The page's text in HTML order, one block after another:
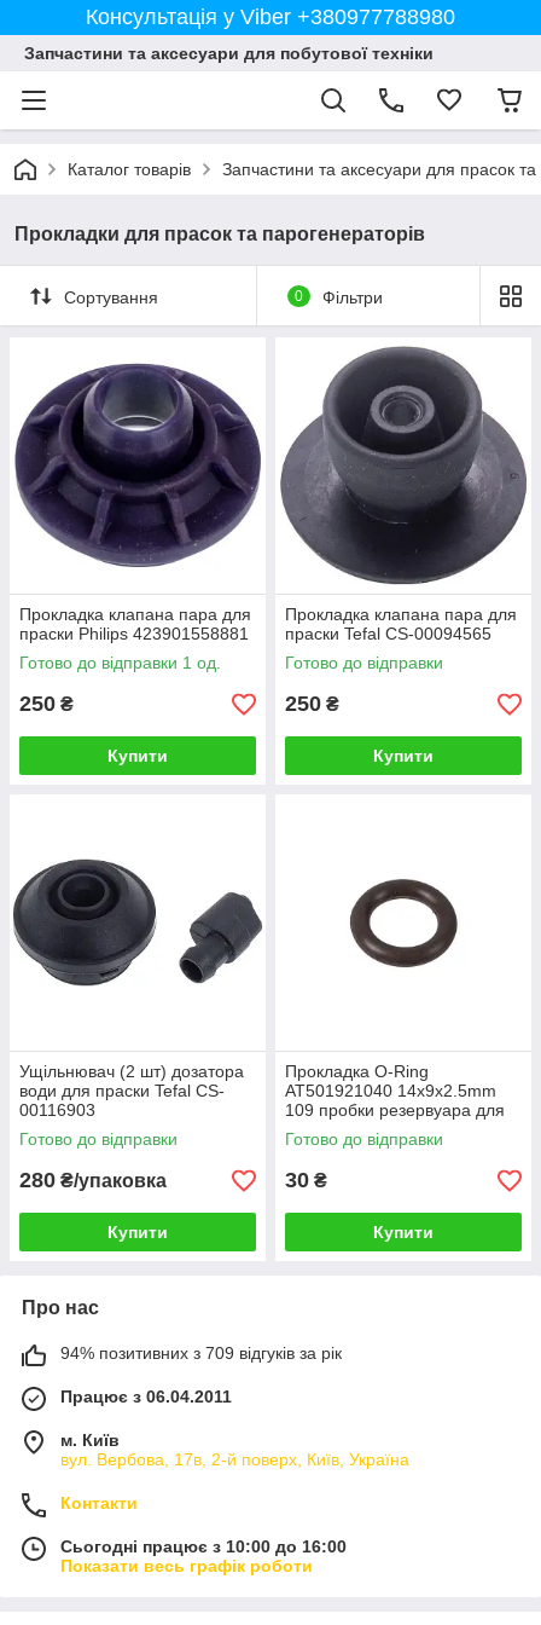
Консультація у Viber +380977788980
Запчастини та аксесуари для побутової техніки
Каталог товарів Запчастини та аксесуари для прасок та
Прокладки для прасок та парогенераторів
Сортування 0 Фільтри
Прокладка клапана пара для
праски Philips 423901558881
Готово до відправки 1 од.
250 ₴
Купити
Прокладка клапана пара для
праски Tefal CS-00094565
Готово до відправки
250 ₴
Купити
Ущільнювач (2 шт) дозатора
води для праски Tefal CS-
00116903
Готово до відправки
280 ₴/упаковка
Купити
Прокладка O-Ring
AT501921040 14x9x2.5mm
109 пробки резервуара для
води парогенератора Ariete
Готово до відправки
30 ₴
Купити
Про нас
94% позитивних з 709 відгуків за рік
Працює з 06.04.2011
м. Київ
вул. Вербова, 17в, 2-й поверх, Київ, Україна
Контакти
Сьогодні працює з 10:00 до 16:00
Показати весь графік роботи